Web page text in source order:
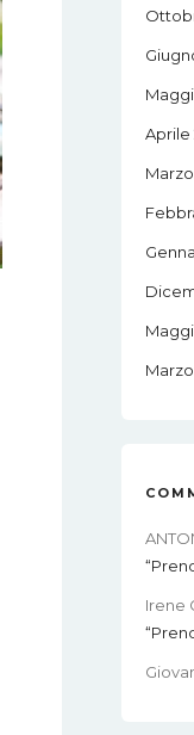
Aprile
Marzo
Irene